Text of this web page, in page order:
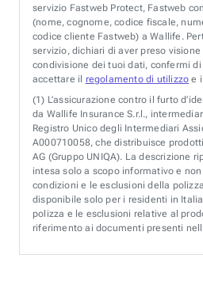
servizio Fastweb Protect, Fastweb
(nome, cognome, codice fiscale,
codice cliente Fastweb) a Wallife.
servizio, dichiari di aver preso visione
condivisione dei tuoi dati, confermi
accettare il regolamento di utilizzo e
(1) L’assicurazione contro il furto
da Wallife Insurance S.r.l.,
Registro Unico degli Intermediari
A000710058, che distribuisce
AG (Gruppo UNIQA). La descrizione
intesa solo a scopo informativo e
condizioni e le esclusioni della
disponibile solo per i residenti in
polizza e le esclusioni relative al
riferimento ai documenti presenti